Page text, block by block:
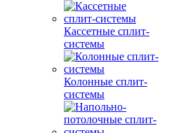
Кассетные сплит-
системы
Колонные сплит-
системы